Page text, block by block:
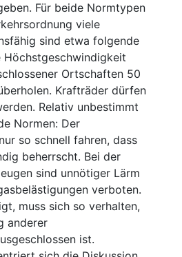
Für beide Normtypen
viele
sind etwa folgende
Höchstgeschwindigkeit
Ortschaften 50
Krafträder dürfen
Relativ unbestimmt
Normen: Der
so schnell fahren, dass
beherrscht. Bei der
sind unnötiger Lärm
verboten.
muss sich so verhalten,
anderer
ist.